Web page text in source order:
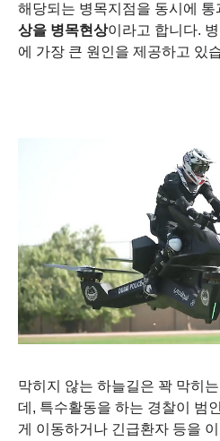
해당되는 병목지점을 동시에 통
상을 병목현상이라고 합니다.
에 가장 큰 원인을 제공하고 있
막히지 않는 하늘길은 꽉 막히
데, 특수활동을 하는 경찰이 범
게 이동하거나 긴급환자 등을